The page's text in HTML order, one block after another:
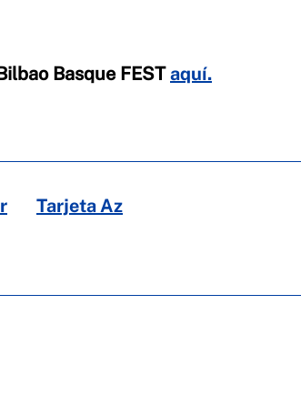
ilbao Basque FEST aquí.
Tarjeta Az